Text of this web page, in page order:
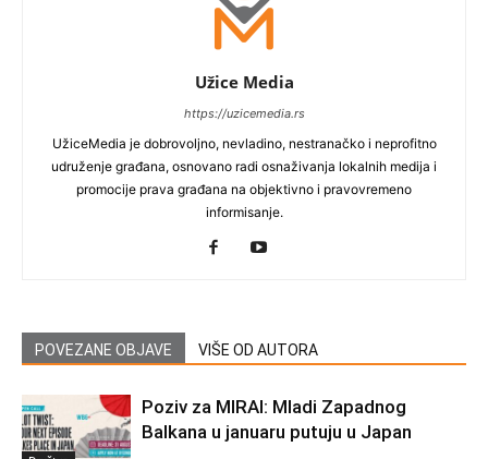
Užice Media
https://uzicemedia.rs
UžiceMedia je dobrovoljno, nevladino, nestranačko i neprofitno
udruženje građana, osnovano radi osnaživanja lokalnih medija i
promocije prava građana na objektivno i pravovremeno
informisanje.
POVEZANE OBJAVE VIŠE OD AUTORA
Poziv za MIRAI: Mladi Zapadnog
Balkana u januaru putuju u Japan